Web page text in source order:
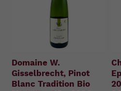
Domaine W.
Gisselbrecht, Pinot
Blanc Tradition Bio